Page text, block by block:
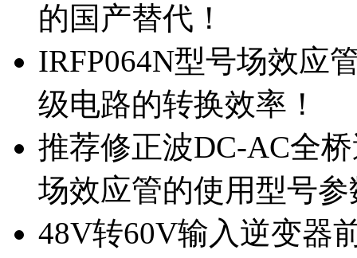
的国产替代！
IRFP064N型号场效应
级电路的转换效率！
推荐修正波DC-AC全
场效应管的使用型号参
48V转60V输入逆变器